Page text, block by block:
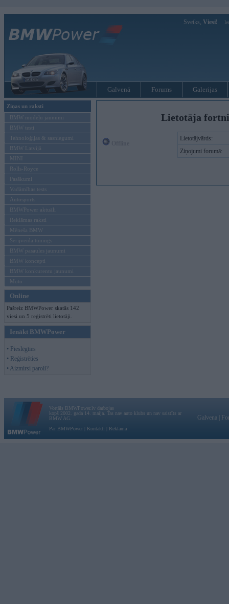
Sveiks, Viesi!
Galvenā Forums Galerijas
Ziņas un raksti
BMW modeļu jaunumi
BMW testi
Tehnoloģijas & sasniegumi
BMW Latvijā
MINI
Rolls-Royce
Pasākumi
Vadāmības tests
Autosports
BMWPower aktuāli
Reklāmas raksti
Mēneša BMW
Sērijveida tūnings
BMW pasaules jaunumi
BMW koncepti
BMW konkurentu jaunumi
Moto
Online
Pašreiz BMWPower skatās 142
viesi un 5 reģistrēti lietotāji.
Ienākt BMWPower
• Pieslēgties
• Reģistrēties
• Aizmirsi paroli?
Lietotāja
Lietotājvārds:
Ziņojumi forumā:
Vortāls BMWPower.lv darbojas
kopš 2002. gada 14. maija. Tas nav auto klubs un nav saistīts ar
BMW AG.
Par BMWPower
Kontakti Reklāma
Galvena